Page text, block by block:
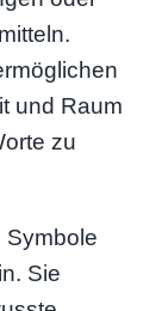
und Raum
zu
Symbole
Sie